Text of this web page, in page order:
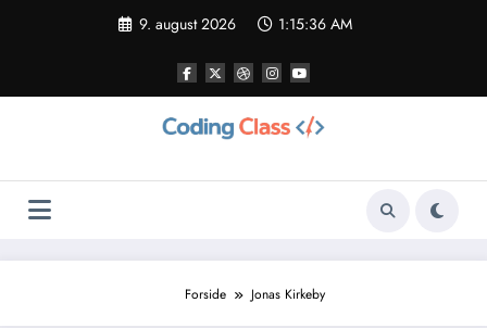
9. august 2026 1:15:38 AM
Forside Jonas Kirkeby